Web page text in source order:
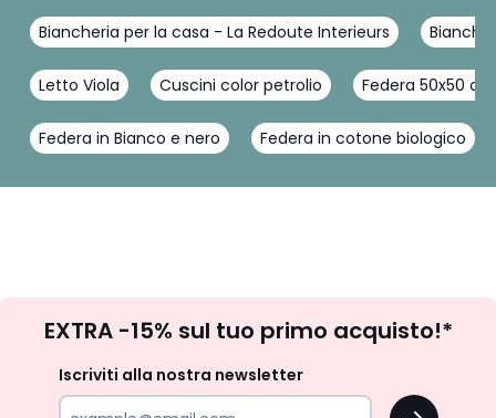
Biancheria per la casa - La Redoute Interieurs
Letto Viola Cuscini color petrolio Federa 50x50
Federa in Bianco e nero Federa in cotone biologico
newsletter
EXTRA -15% sul tuo primo acquisto!*
Iscriviti alla nostra newsletter
OK